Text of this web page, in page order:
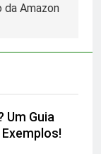
da Amazon
Um Guia